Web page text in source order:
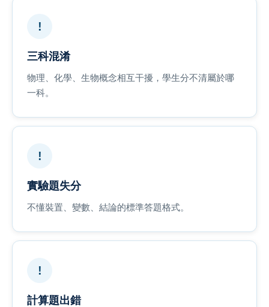
!
三科混淆
物理、化學、生物概念相互干擾，學生分不清屬於哪
一科。
!
實驗題失分
不懂裝置、變數、結論的標準答題格式。
!
計算題出錯